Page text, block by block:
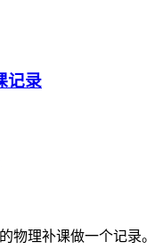
记录
物理补课做一个记录。